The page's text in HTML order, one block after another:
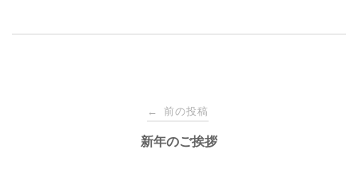
← 前の投稿
新年のご挨拶